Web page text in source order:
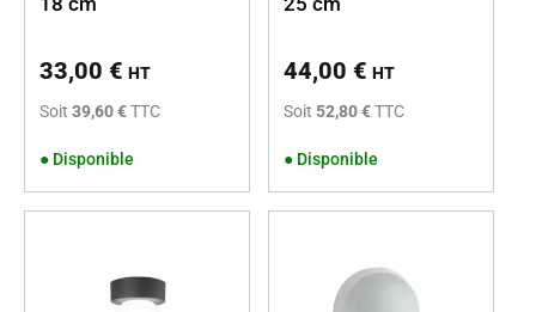
33,00 € HT
Soit 39,60 €TTC
● Disponible
44,00 € HT
Soit 52,80 €TTC
● Disponible